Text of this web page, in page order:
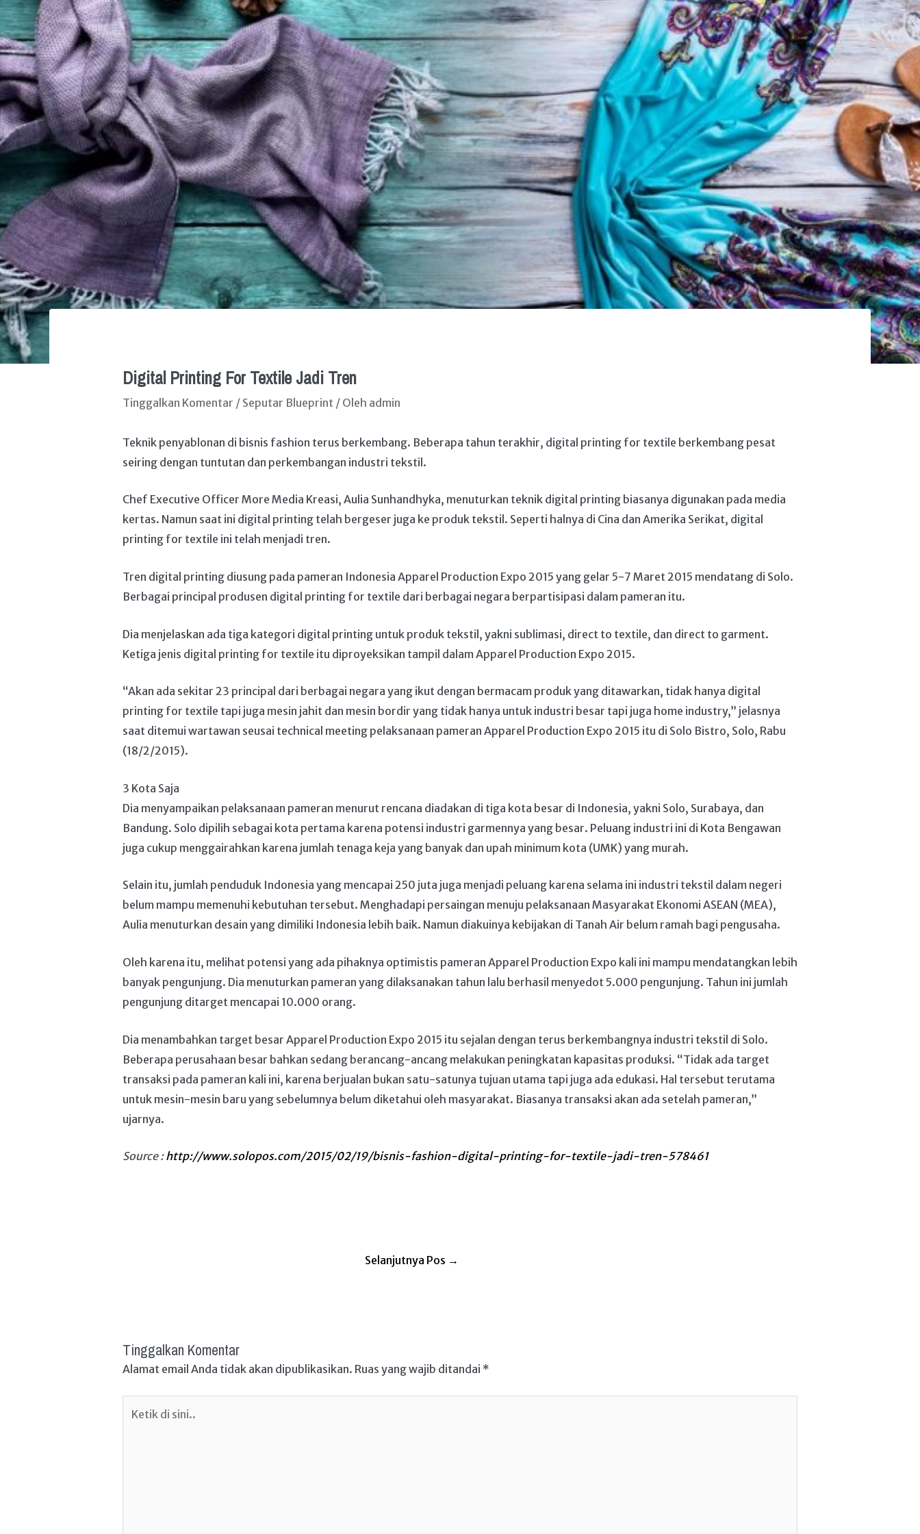
Digital Printing For Textile Jadi Tren
Tinggalkan Komentar / Seputar Blueprint / Oleh admin
Teknik penyablonan di bisnis fashion terus berkembang. Beberapa tahun terakhir, digital printing for textile berkembang pesat
seiring dengan tuntutan dan perkembangan industri tekstil.
Chef Executive Officer More Media Kreasi, Aulia Sunhandhyka, menuturkan teknik digital printing biasanya digunakan pada media
kertas. Namun saat ini digital printing telah bergeser juga ke produk tekstil. Seperti halnya di Cina dan Amerika Serikat, digital
printing for textile ini telah menjadi tren.
Tren digital printing diusung pada pameran Indonesia Apparel Production Expo 2015 yang gelar 5-7 Maret 2015 mendatang di Solo.
Berbagai principal produsen digital printing for textile dari berbagai negara berpartisipasi dalam pameran itu.
Dia menjelaskan ada tiga kategori digital printing untuk produk tekstil, yakni sublimasi, direct to textile, dan direct to garment.
Ketiga jenis digital printing for textile itu diproyeksikan tampil dalam Apparel Production Expo 2015.
“Akan ada sekitar 23 principal dari berbagai negara yang ikut dengan bermacam produk yang ditawarkan, tidak hanya digital
printing for textile tapi juga mesin jahit dan mesin bordir yang tidak hanya untuk industri besar tapi juga home industry,” jelasnya
saat ditemui wartawan seusai technical meeting pelaksanaan pameran Apparel Production Expo 2015 itu di Solo Bistro, Solo, Rabu
(18/2/2015).
3 Kota Saja
Dia menyampaikan pelaksanaan pameran menurut rencana diadakan di tiga kota besar di Indonesia, yakni Solo, Surabaya, dan
Bandung. Solo dipilih sebagai kota pertama karena potensi industri garmennya yang besar. Peluang industri ini di Kota Bengawan
juga cukup menggairahkan karena jumlah tenaga keja yang banyak dan upah minimum kota (UMK) yang murah.
Selain itu, jumlah penduduk Indonesia yang mencapai 250 juta juga menjadi peluang karena selama ini industri tekstil dalam negeri
belum mampu memenuhi kebutuhan tersebut. Menghadapi persaingan menuju pelaksanaan Masyarakat Ekonomi ASEAN (MEA),
Aulia menuturkan desain yang dimiliki Indonesia lebih baik. Namun diakuinya kebijakan di Tanah Air belum ramah bagi pengusaha.
Oleh karena itu, melihat potensi yang ada pihaknya optimistis pameran Apparel Production Expo kali ini mampu mendatangkan lebih
banyak pengunjung. Dia menuturkan pameran yang dilaksanakan tahun lalu berhasil menyedot 5.000 pengunjung. Tahun ini jumlah
pengunjung ditarget mencapai 10.000 orang.
Dia menambahkan target besar Apparel Production Expo 2015 itu sejalan dengan terus berkembangnya industri tekstil di Solo.
Beberapa perusahaan besar bahkan sedang berancang-ancang melakukan peningkatan kapasitas produksi. “Tidak ada target
transaksi pada pameran kali ini, karena berjualan bukan satu-satunya tujuan utama tapi juga ada edukasi. Hal tersebut terutama
untuk mesin-mesin baru yang sebelumnya belum diketahui oleh masyarakat. Biasanya transaksi akan ada setelah pameran,”
ujarnya.
Source :http://www.solopos.com/2015/02/19/bisnis-fashion-digital-printing-for-textile-jadi-tren-578461
Selanjutnya Pos →
Tinggalkan Komentar
Alamat email Anda tidak akan dipublikasikan. Ruas yang wajib ditandai *